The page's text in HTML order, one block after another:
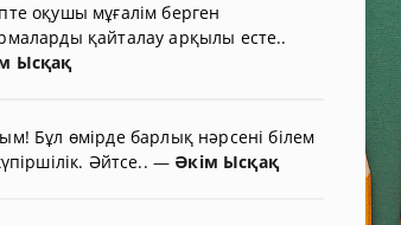
оқушы мұғалім берген
қайталау арқылы есте..
Ысқақ
Бұл өмірде барлық нәрсені білем
Әйтсе.. — Әкім Ысқақ